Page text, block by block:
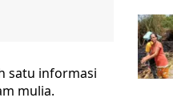
satu informasi
mulia.